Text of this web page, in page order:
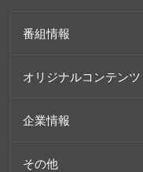
番組情報
オリジナルコンテンツ
企業情報
その他